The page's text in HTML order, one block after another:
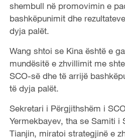
shembull në promovimin e
bashkëpunimit dhe
dyja palët.
Wang shtoi se Kina është e
mundësitë e zhvillimit me
SCO-së dhe të arrijë
të dyja palët.
Sekretari i Përgjithshëm i
Yermekbayev, tha se Samiti i
Tianjin, miratoi strategjinë e